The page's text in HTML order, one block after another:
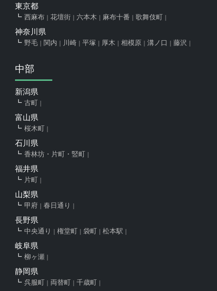
東京都
西麻布 花壇街 六本木 麻布十番 歌舞伎町
神奈川県
野毛 関内 川崎 平塚 厚木 相模原 溝ノ口 藤沢
中部
新潟県
古町
富山県
桜木町
石川県
香林坊・片町・竪町
福井県
片町
山梨県
甲府 春日通り
長野県
中央通り 権堂町 袋町 松本駅
岐阜県
柳ヶ瀬
静岡県
呉服町 両替町 千歳町